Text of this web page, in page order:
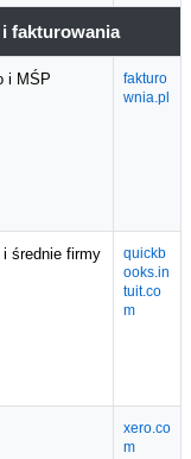
fakturowania
i MŚP
fakturo
wnia.pl
i średnie firmy
quickb
ooks.in
tuit.co
m
xero.co
m